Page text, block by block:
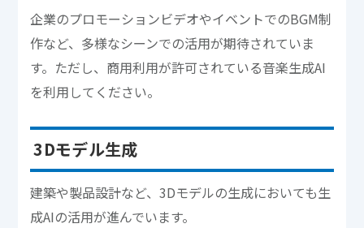
企業のプロモーションビデオやイベントでのBGM制
作など、多様なシーンでの活用が期待されていま
す。ただし、商用利用が許可されている音楽生成AI
を利用してください。
3Dモデル生成
建築や製品設計など、3Dモデルの生成においても生
成AIの活用が進んでいます。